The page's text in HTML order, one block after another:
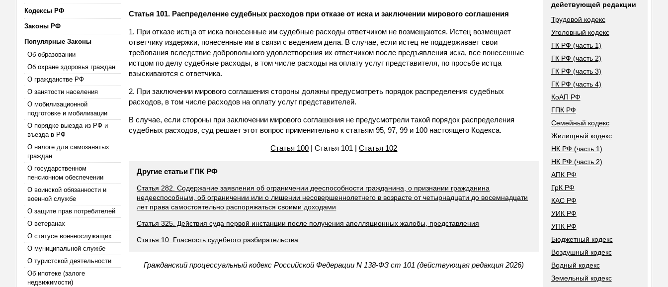
Кодексы РФ
Законы РФ
Популярные Законы
Об образовании
Об охране здоровья граждан
О гражданстве РФ
О занятости населения
О мобилизационной
подготовке и мобилизации
О порядке выезда из РФ и
въезда в РФ
О налоге для самозанятых
граждан
О государственном
пенсионном обеспечении
О воинской обязанности и
военной службе
О защите прав потребителей
О ветеранах
О статусе военнослужащих
О муниципальной службе
О туристской деятельности
Об ипотеке (залоге
недвижимости)
Статья 101. Распределение судебных расходов при отказе от иска и заключении мирового соглашения
1. При отказе истца от иска понесенные им судебные расходы ответчиком не возмещаются. Истец возмещает
ответчику издержки, понесенные им в связи с ведением дела. В случае, если истец не поддерживает свои
требования вследствие добровольного удовлетворения их ответчиком после предъявления иска, все понесенные
истцом по делу судебные расходы, в том числе расходы на оплату услуг представителя, по просьбе истца
взыскиваются с ответчика.
2. При заключении мирового соглашения стороны должны предусмотреть порядок распределения судебных
расходов, в том числе расходов на оплату услуг представителей.
В случае, если стороны при заключении мирового соглашения не предусмотрели такой порядок распределения
судебных расходов, суд решает этот вопрос применительно к статьям 95, 97, 99 и 100 настоящего Кодекса.
Статья 100 | Статья 101 |Статья 102
Другие статьи ГПК РФ
Статья 282. Содержание заявления об ограничении дееспособности гражданина, о признании гражданина
недееспособным, об ограничении или о лишении несовершеннолетнего в возрасте от четырнадцати до восемнадцати
лет права самостоятельно распоряжаться своими доходами
Статья 325. Действия суда первой инстанции после получения апелляционных жалобы, представления
Статья 10. Гласность судебного разбирательства
Гражданский процессуальный кодекс Российской Федерации N 138-ФЗ ст 101 (действующая редакция 2026)
действующей редакции
Трудовой кодекс
Уголовный кодекс
ГК РФ (часть 1)
ГК РФ (часть 2)
ГК РФ (часть 3)
ГК РФ (часть 4)
КоАП РФ
ГПК РФ
Семейный кодекс
Жилищный кодекс
НК РФ (часть 1)
НК РФ (часть 2)
АПК РФ
ГрК РФ
КАС РФ
УИК РФ
УПК РФ
Бюджетный кодекс
Воздушный кодекс
Водный кодекс
Земельный кодекс